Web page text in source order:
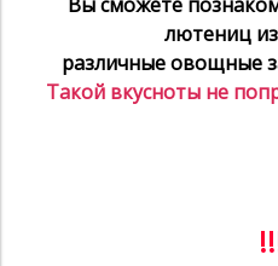
лютениц
различные овощные
Такой вкусноты не